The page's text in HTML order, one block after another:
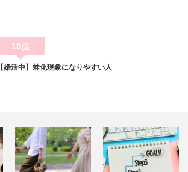
10位
【婚活中】蛙化現象になりやすい人